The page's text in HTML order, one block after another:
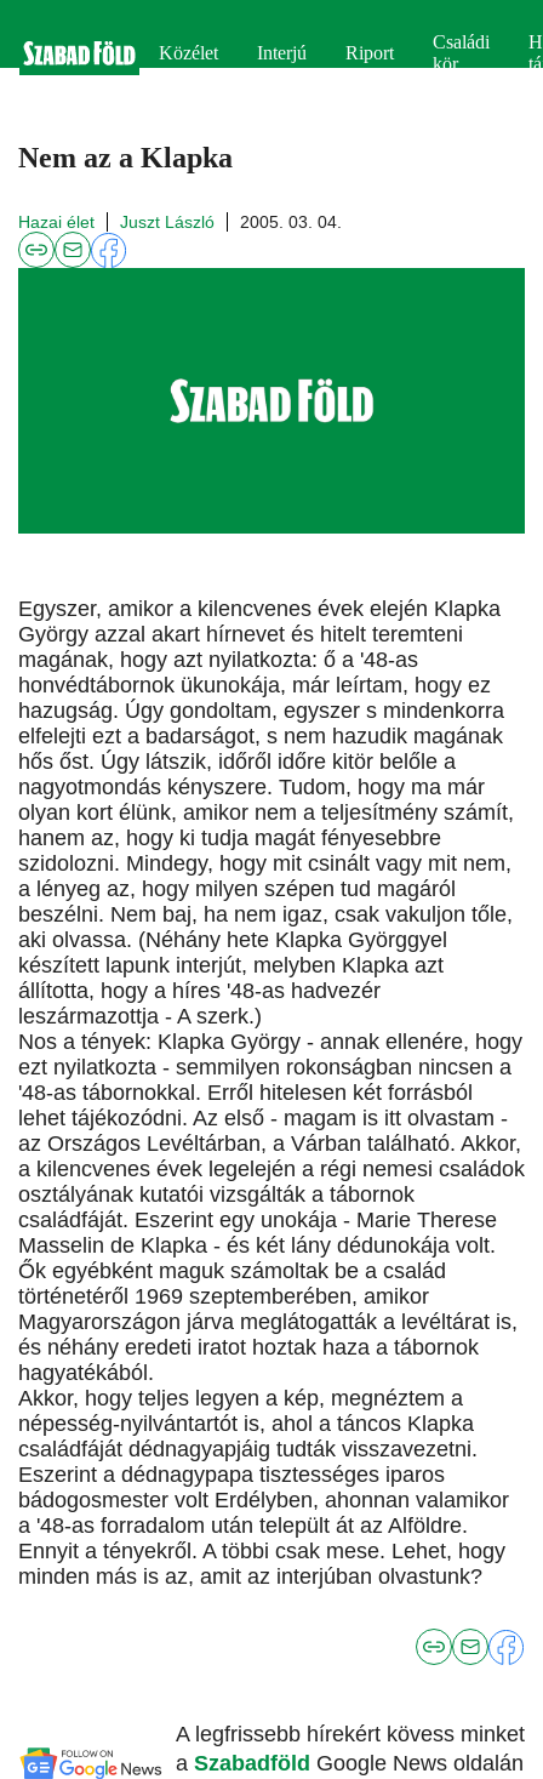
Közélet Interjú Riport
Családi
kör
Nem az a Klapka
Hazai élet Juszt László 2005. 03. 04.
Egyszer, amikor a kilencvenes évek elején Klapka
György azzal akart hírnevet és hitelt teremteni
magának, hogy azt nyilatkozta: ő a '48-as
honvédtábornok ükunokája, már leírtam, hogy ez
hazugság. Úgy gondoltam, egyszer s mindenkorra
elfelejti ezt a badarságot, s nem hazudik magának
hős őst. Úgy látszik, időről időre kitör belőle a
nagyotmondás kényszere. Tudom, hogy ma már
olyan kort élünk, amikor nem a teljesítmény számít,
hanem az, hogy ki tudja magát fényesebbre
szidolozni. Mindegy, hogy mit csinált vagy mit nem,
a lényeg az, hogy milyen szépen tud magáról
beszélni. Nem baj, ha nem igaz, csak vakuljon tőle,
aki olvassa. (Néhány hete Klapka Györggyel
készített lapunk interjút, melyben Klapka azt
állította, hogy a híres '48-as hadvezér
leszármazottja - A szerk.)
Nos a tények: Klapka György - annak ellenére, hogy
ezt nyilatkozta - semmilyen rokonságban nincsen a
'48-as tábornokkal. Erről hitelesen két forrásból
lehet tájékozódni. Az első - magam is itt olvastam -
az Országos Levéltárban, a Várban található. Akkor,
a kilencvenes évek legelején a régi nemesi családok
osztályának kutatói vizsgálták a tábornok
családfáját. Eszerint egy unokája - Marie Therese
Masselin de Klapka - és két lány dédunokája volt.
Ők egyébként maguk számoltak be a család
történetéről 1969 szeptemberében, amikor
Magyarországon járva meglátogatták a levéltárat is,
és néhány eredeti iratot hoztak haza a tábornok
hagyatékából.
Akkor, hogy teljes legyen a kép, megnéztem a
népesség-nyilvántartót is, ahol a táncos Klapka
családfáját dédnagyapjáig tudták visszavezetni.
Eszerint a dédnagypapa tisztességes iparos
bádogosmester volt Erdélyben, ahonnan valamikor
a '48-as forradalom után települt át az Alföldre.
Ennyit a tényekről. A többi csak mese. Lehet, hogy
minden más is az, amit az interjúban olvastunk?
A legfrissebb hírekért kövess minket
a Szabadföld Google News oldalán